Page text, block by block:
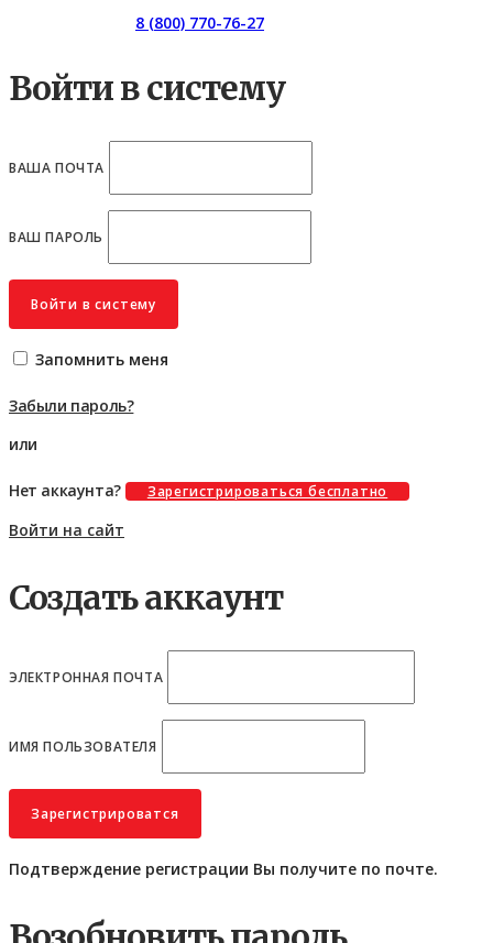
8 (800) 770-76-27
Войти в систему
ВАША ПОЧТА
ВАШ ПАРОЛЬ
Войти в систему
Запомнить меня
Забыли пароль?
или
Нет аккаунта? Зарегистрироваться бесплатно
Войти на сайт
Создать аккаунт
ЭЛЕКТРОННАЯ ПОЧТА
ИМЯ ПОЛЬЗОВАТЕЛЯ
Подтверждение регистрации Вы получите по почте.